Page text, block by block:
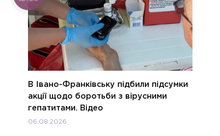
В Івано-Франківську підбили підсумки
акції щодо боротьби з вірусними
гепатитами. Відео
06.08.2026